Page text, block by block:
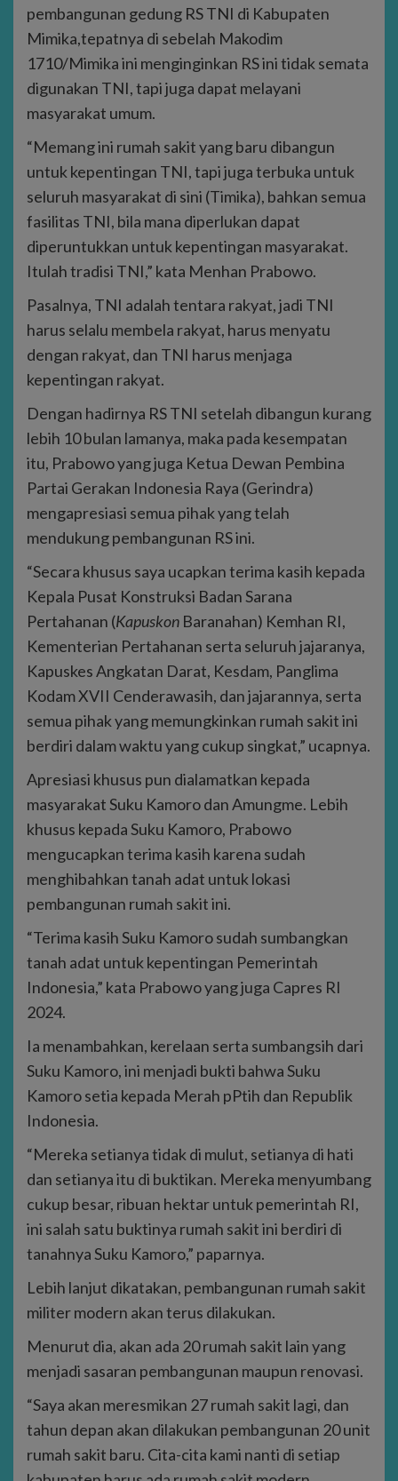
pembangunan gedung RS TNI di Kabupaten
Mimika,tepatnya di sebelah Makodim
1710/Mimika ini menginginkan RS ini tidak semata
digunakan TNI, tapi juga dapat melayani
masyarakat umum.
“Memang ini rumah sakit yang baru dibangun
untuk kepentingan TNI, tapi juga terbuka untuk
seluruh masyarakat di sini (Timika), bahkan semua
fasilitas TNI, bila mana diperlukan dapat
diperuntukkan untuk kepentingan masyarakat.
Itulah tradisi TNI,” kata Menhan Prabowo.
Pasalnya, TNI adalah tentara rakyat, jadi TNI
harus selalu membela rakyat, harus menyatu
dengan rakyat, dan TNI harus menjaga
kepentingan rakyat.
Dengan hadirnya RS TNI setelah dibangun kurang
lebih 10 bulan lamanya, maka pada kesempatan
itu, Prabowo yang juga Ketua Dewan Pembina
Partai Gerakan Indonesia Raya (Gerindra)
mengapresiasi semua pihak yang telah
mendukung pembangunan RS ini.
“Secara khusus saya ucapkan terima kasih kepada
Kepala Pusat Konstruksi Badan Sarana
Pertahanan (Kapuskon Baranahan) Kemhan RI,
Kementerian Pertahanan serta seluruh jajaranya,
Kapuskes Angkatan Darat, Kesdam, Panglima
Kodam XVII Cenderawasih, dan jajarannya, serta
semua pihak yang memungkinkan rumah sakit ini
berdiri dalam waktu yang cukup singkat,” ucapnya.
Apresiasi khusus pun dialamatkan kepada
masyarakat Suku Kamoro dan Amungme. Lebih
khusus kepada Suku Kamoro, Prabowo
mengucapkan terima kasih karena sudah
menghibahkan tanah adat untuk lokasi
pembangunan rumah sakit ini.
“Terima kasih Suku Kamoro sudah sumbangkan
tanah adat untuk kepentingan Pemerintah
Indonesia,” kata Prabowo yang juga Capres RI
2024.
Ia menambahkan, kerelaan serta sumbangsih dari
Suku Kamoro, ini menjadi bukti bahwa Suku
Kamoro setia kepada Merah pPtih dan Republik
Indonesia.
“Mereka setianya tidak di mulut, setianya di hati
dan setianya itu di buktikan. Mereka menyumbang
cukup besar, ribuan hektar untuk pemerintah RI,
ini salah satu buktinya rumah sakit ini berdiri di
tanahnya Suku Kamoro,” paparnya.
Lebih lanjut dikatakan, pembangunan rumah sakit
militer modern akan terus dilakukan.
Menurut dia, akan ada 20 rumah sakit lain yang
menjadi sasaran pembangunan maupun renovasi.
“Saya akan meresmikan 27 rumah sakit lagi, dan
tahun depan akan dilakukan pembangunan 20 unit
rumah sakit baru. Cita-cita kami nanti di setiap